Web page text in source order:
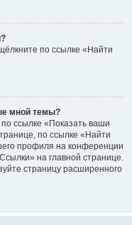
по ссылке «Найти
мной темы?
ссылке «Показать ваши
по ссылке «Найти
профиля на конференции
на главной странице.
страницу расширенного